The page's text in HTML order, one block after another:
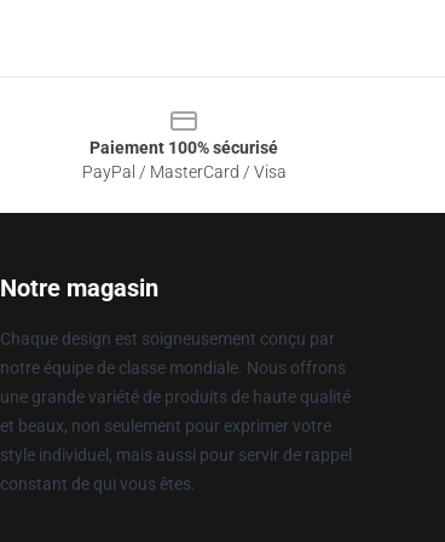
Paiement 100% sécurisé
PayPal / MasterCard / Visa
Notre magasin
Chaque design est soigneusement conçu par
notre équipe de classe mondiale. Nous offrons
une grande variété de produits de haute qualité
et beaux, non seulement pour exprimer votre
style individuel, mais aussi pour servir de rappel
constant de qui vous êtes.